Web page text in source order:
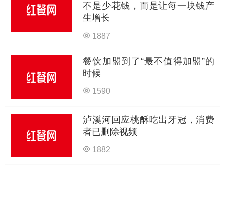
不是少花钱，而是让每一块钱产
生增长
1887
餐饮加盟到了“最不值得加盟”的
时候
1590
泸溪河回应桃酥吃出牙冠，消费
者已删除视频
1882